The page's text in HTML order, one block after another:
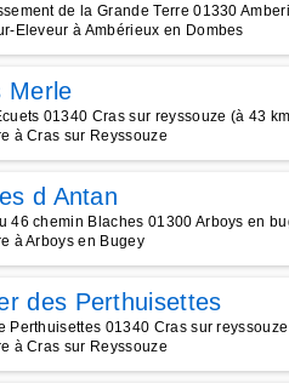
de la Grande Terre 01330
Eleveur à Ambérieux en Dombes
Merle
01340 Cras sur reyssouze (à 43
à Cras sur Reyssouze
d Antan
46 chemin Blaches 01300 Arboys en
à Arboys en Bugey
des Perthuisettes
Perthuisettes 01340 Cras sur
à Cras sur Reyssouze